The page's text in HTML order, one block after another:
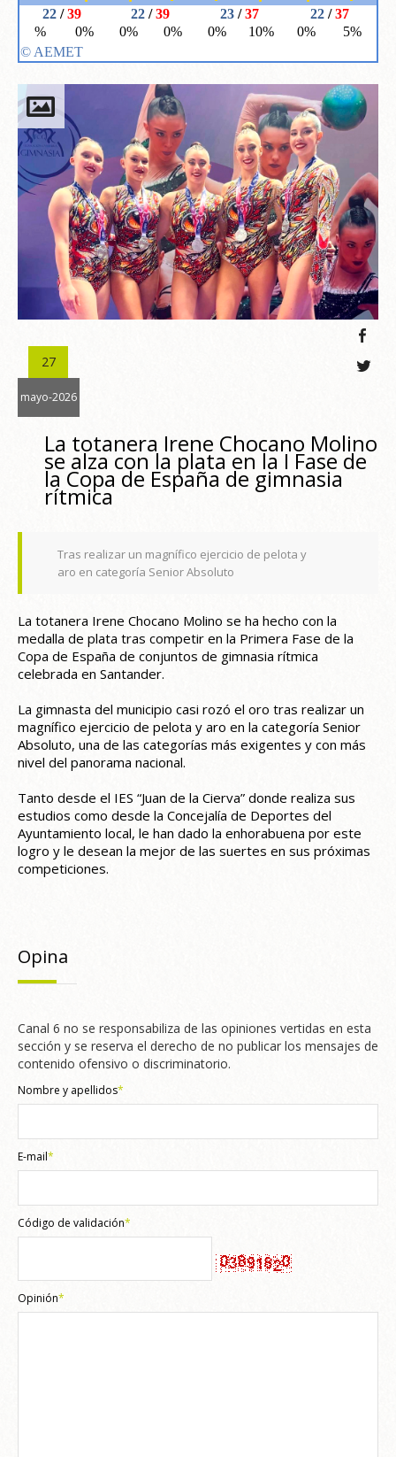
27
mayo-2026
La totanera Irene Chocano Molino
se alza con la plata en la I Fase de
la Copa de España de gimnasia
rítmica
Tras realizar un magnífico ejercicio de pelota y
aro en categoría Senior Absoluto
La totanera Irene Chocano Molino se ha hecho con la
medalla de plata tras competir en la Primera Fase de la
Copa de España de conjuntos de gimnasia rítmica
celebrada en Santander.
La gimnasta del municipio casi rozó el oro tras realizar un
magnífico ejercicio de pelota y aro en la categoría Senior
Absoluto, una de las categorías más exigentes y con más
nivel del panorama nacional.
Tanto desde el IES “Juan de la Cierva” donde realiza sus
estudios como desde la Concejalía de Deportes del
Ayuntamiento local, le han dado la enhorabuena por este
logro y le desean la mejor de las suertes en sus próximas
competiciones.
Opina
Canal 6 no se responsabiliza de las opiniones vertidas en esta
sección y se reserva el derecho de no publicar los mensajes de
contenido ofensivo o discriminatorio.
Nombre y apellidos*
E-mail*
Código de validación*
Opinión*